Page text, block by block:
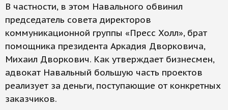
В частности, в этом Навального обвинил
председатель совета директоров
коммуникационной группы «Пресс Холл», брат
помощника президента Аркадия Дворковича,
Михаил Дворкович. Как утверждает бизнесмен,
адвокат Навальный большую часть проектов
реализует за деньги, поступающие от конкретных
заказчиков.